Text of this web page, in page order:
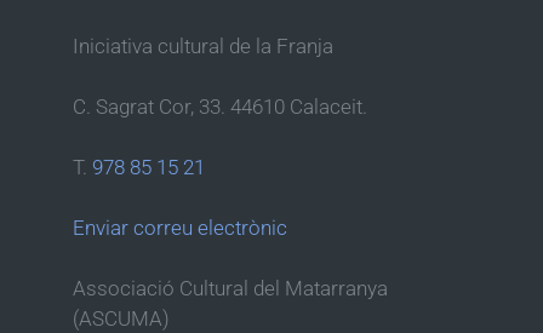
Iniciativa cultural de la Franja
C. Sagrat Cor, 33. 44610 Calaceit.
T. 978 85 15 21
Enviar correu electrònic
Associació Cultural del Matarranya
(ASCUMA)